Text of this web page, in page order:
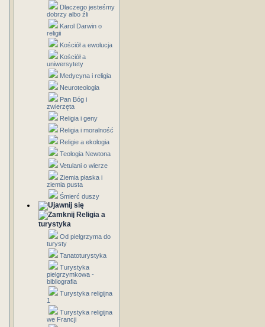
Dlaczego jesteśmy
dobrzy albo źli
Karol Darwin o
religii
Kościół a ewolucja
Kościół a
uniwersytety
Medycyna i religia
Neuroteologia
Pan Bóg i
zwierzęta
Religia i geny
Religia i moralność
Religie a ekologia
Teologia Newtona
Vetulani o wierze
Ziemia płaska i
ziemia pusta
Śmierć duszy
Religia a
turystyka
Od pielgrzyma do
turysty
Tanatoturystyka
Turystyka
pielgrzymkowa -
bibliografia
Turystyka religijna
1
Turystyka religijna
we Francji